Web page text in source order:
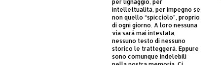
per lignaggio, per
intellettualità, per impegno se
non quello “spicciolo”, proprio
di ogni giorno. A loro nessuna
via sarà mai intestata,
nessuno testo di nessuno
storico le tratteggerà. Eppure
sono comunque indelebili